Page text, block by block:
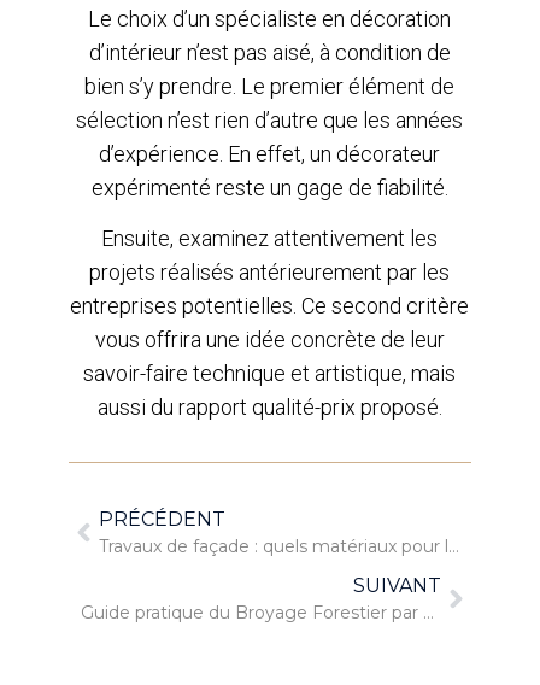
Le choix d’un spécialiste en décoration
d’intérieur n’est pas aisé, à condition de
bien s’y prendre. Le premier élément de
sélection n’est rien d’autre que les années
d’expérience. En effet, un décorateur
expérimenté reste un gage de fiabilité.
Ensuite, examinez attentivement les
projets réalisés antérieurement par les
entreprises potentielles. Ce second critère
vous offrira une idée concrète de leur
savoir-faire technique et artistique, mais
aussi du rapport qualité-prix proposé.
PRÉCÉDENT
Travaux de façade : quels matériaux pour le ravalement de façade ?
SUIVANT
Guide pratique du Broyage Forestier par Lonchampt TRAF